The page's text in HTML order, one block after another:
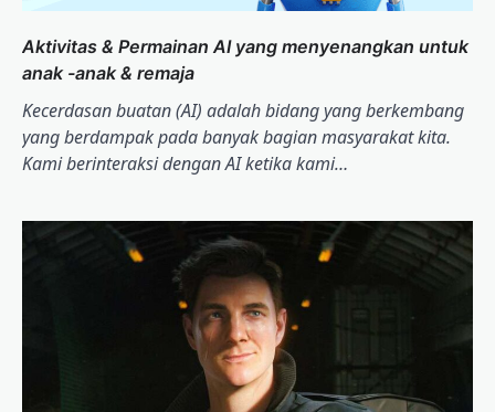
Aktivitas & Permainan AI yang menyenangkan untuk
anak -anak & remaja
Kecerdasan buatan (AI) adalah bidang yang berkembang
yang berdampak pada banyak bagian masyarakat kita.
Kami berinteraksi dengan AI ketika kami…